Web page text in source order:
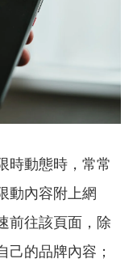
動態時，常常
動內容附上網
前往該頁面，除
己的品牌內容；